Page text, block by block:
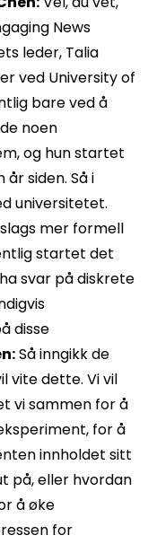
News
leder, Talia
ved University of
bare ved å
noen
og hun startet
siden. Så i
universitetet.
mer formell
startet det
svar på diskrete
disse
Så inngikk de
vite dette. Vi vil
vi sammen for å
for å
innholdet sitt
på, eller hvordan
å øke
for